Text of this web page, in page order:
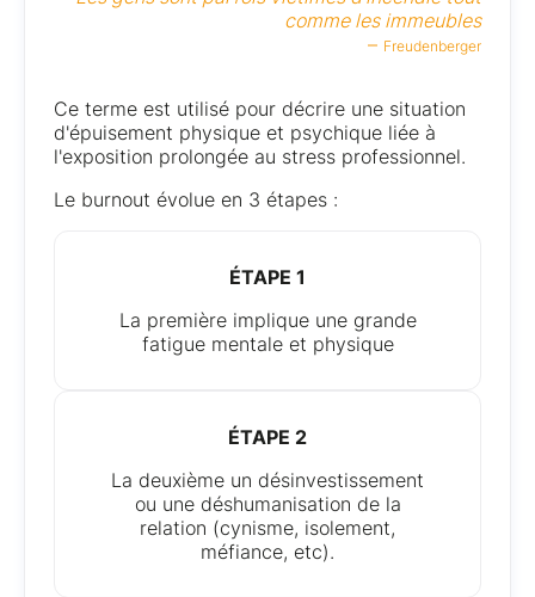
comme les immeubles
– Freudenberger
Ce terme est utilisé pour décrire une situation
d'épuisement physique et psychique liée à
l'exposition prolongée au stress professionnel.
Le burnout évolue en 3 étapes :
ÉTAPE 1
La première implique une grande
fatigue mentale et physique
ÉTAPE 2
La deuxième un désinvestissement
ou une déshumanisation de la
relation (cynisme, isolement,
méfiance, etc).